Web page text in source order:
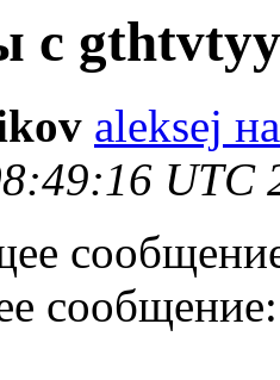
с
aleksej
UTC